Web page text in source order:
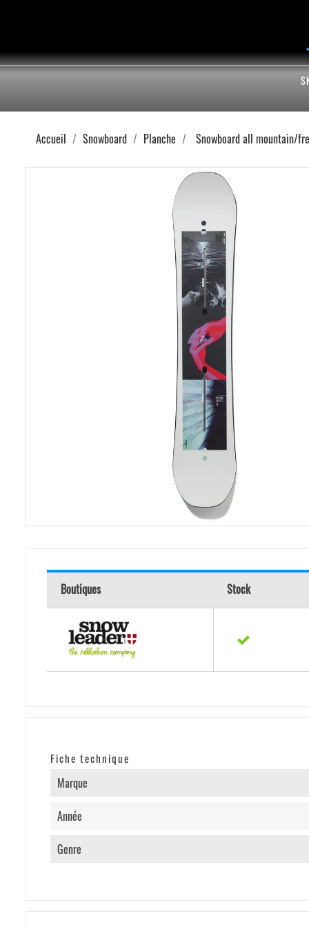
Accueil Snowboard Planche Snowboard all mountain/
Boutiques Stock
Fiche technique
Marque
Année
Genre